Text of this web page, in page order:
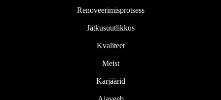
Renoveerimisprotsess
Jätkusuutlikkus
Kvaliteet
Meist
Karjäärid